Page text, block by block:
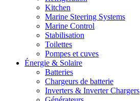
Kitchen
Marine Steering Systems
Marine Control
Stabilisation
Toilettes
Pompes et cuves
Énergie & Solaire
Batteries
Chargeurs de batterie
Inverters & Inverter Chargers